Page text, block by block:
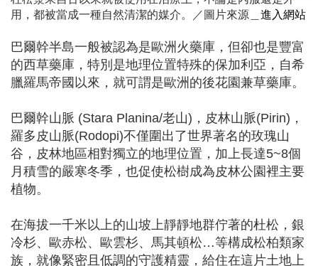
用，都被當成一種自然清潔的媒介。／圖片來源＿ 進入網站
巴爾幹半島一般被認為是歐洲火藥庫，但卻也是豐富
的西草藥庫，特別是地理位置特殊的保加利亞，自希
臘羅馬帝國以來，就可謂是歐洲的後花園兼草藥庫。
巴爾幹山脈 (Stara Planina/老山)，皮林山脈(Pirin)，
羅多皮山脈(Rodopi)不僅圍出了世界著名的玫瑰山
谷，皮林地區相對獨立的地理位置，加上長達5~8個
月積雪的嚴寒冬季，也促使松樹成為皮林公園裡主要
植物。
在海拔一千米以上的山坡上靜靜地群佇著的杜松，銀
冷杉、歐赤松、歐雲杉、馬其頓松…等構成松柏類家
族，就像緊密且低調的守護精靈，給住在這片土地上